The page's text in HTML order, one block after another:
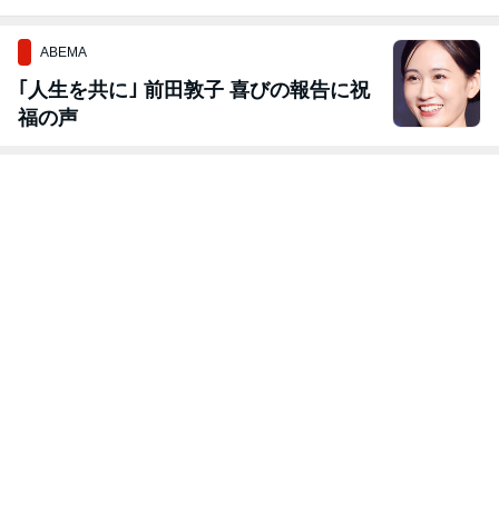
ABEMA
｢人生を共に｣ 前田敦子 喜びの報告に祝
福の声